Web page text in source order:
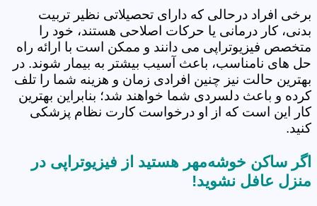
برخی افراد درحالی که دارای تحصیلاتی نظیر تربیت
بدنی، کار درمانی یا حرکات اصلاحی هستند، خود را
متخصص فیزیوتراپی می دانند و ممکن است با ارائه راه
حل های نامناسب، باعث آسیب بیشتر به بیمار شوند. در
بهترین حالت نیز چنین افرادی زمان و هزینه شما را تلف
کرده و باعث دلسردی شما خواهند شد؛ بنابراین بهترین
کار این است که از او درخواست کارت نظام پزشکی
کنید.
اگر ساکن خوشه‌مهر هستید از فیزیوتراپی در
منزل عافل نشوید!